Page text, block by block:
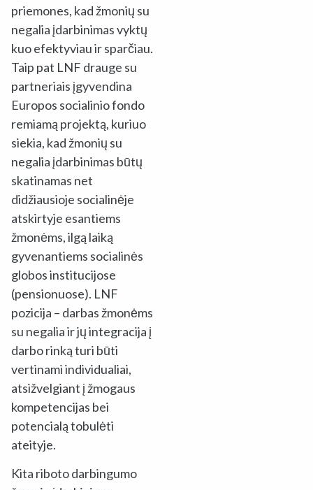
priemones, kad žmonių su
negalia įdarbinimas vyktų
kuo efektyviau ir sparčiau.
Taip pat LNF drauge su
partneriais įgyvendina
Europos socialinio fondo
remiamą projektą, kuriuo
siekia, kad žmonių su
negalia įdarbinimas būtų
skatinamas net
didžiausioje socialinėje
atskirtyje esantiems
žmonėms, ilgą laiką
gyvenantiems socialinės
globos institucijose
(pensionuose). LNF
pozicija – darbas žmonėms
su negalia ir jų integracija į
darbo rinką turi būti
vertinami individualiai,
atsižvelgiant į žmogaus
kompetencijas bei
potencialą tobulėti
ateityje.
Kita riboto darbingumo